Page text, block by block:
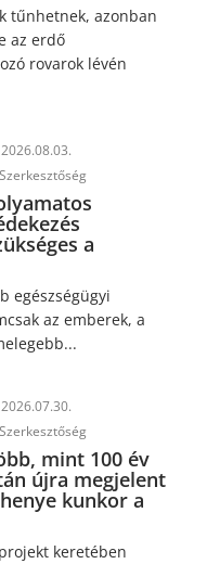
tűnhetnek, azonban
az erdő
rovarok lévén
2026.08.03.
Szerkesztőség
a
egészségügyi
az emberek, a
2026.07.30.
Szerkesztőség
mint 100 év
újra megjelent
kunkor a
keretében